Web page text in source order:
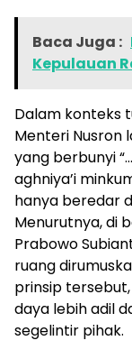
Baca Juga :
Kepulauan
Dalam konteks
Menteri Nusron
yang berbunyi
aghniya’i
hanya beredar
Menurutnya, di
Prabowo
ruang
prinsip
daya lebih adil
segelintir pihak.